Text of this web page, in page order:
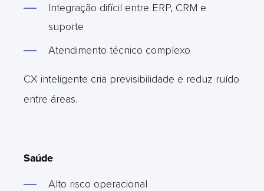
Integração difícil entre ERP, CRM e
suporte
Atendimento técnico complexo
CX inteligente cria previsibilidade e reduz ruído
entre áreas.
Saúde
Alto risco operacional